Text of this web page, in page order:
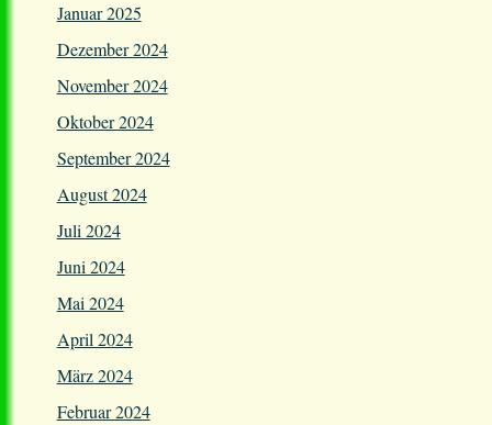
Januar 2025
Dezember 2024
November 2024
Oktober 2024
September 2024
August 2024
Juli 2024
Juni 2024
Mai 2024
April 2024
März 2024
Februar 2024